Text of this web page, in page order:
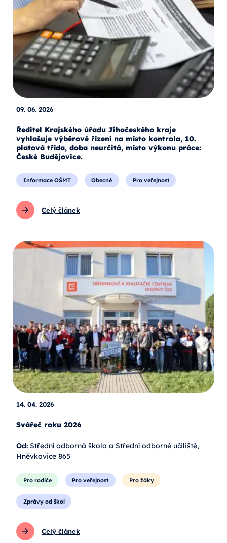
09. 06. 2026
Ředitel Krajského úřadu Jihočeského kraje
vyhlašuje výběrové řízení na místo kontrola, 10.
platová třída, doba neurčitá, místo výkonu práce:
České Budějovice.
Informace OŠMT Obecné Pro veřejnost
Celý článek
14. 04. 2026
Svářeč roku 2026
Od: Střední odborná škola a Střední odborné učiliště,
Hněvkovice 865
Pro rodiče Pro veřejnost Pro žáky
Zprávy od škol
Celý článek